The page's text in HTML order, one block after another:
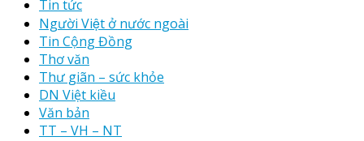
Tin tức
Người Việt ở nước ngoài
Tin Cộng Đồng
Thơ văn
Thư giãn – sức khỏe
DN Việt kiều
Văn bản
TT – VH – NT